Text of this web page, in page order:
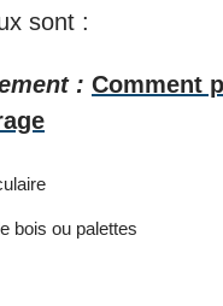
sont :
: Comment
bois ou palettes